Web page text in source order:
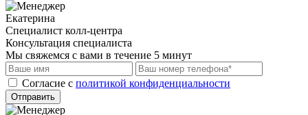
Екатерина
Специалист колл-центра
Консультация специалиста
Мы свяжемся с вами в течение 5 минут
Cогласие с политикой конфиденциальности
Отправить